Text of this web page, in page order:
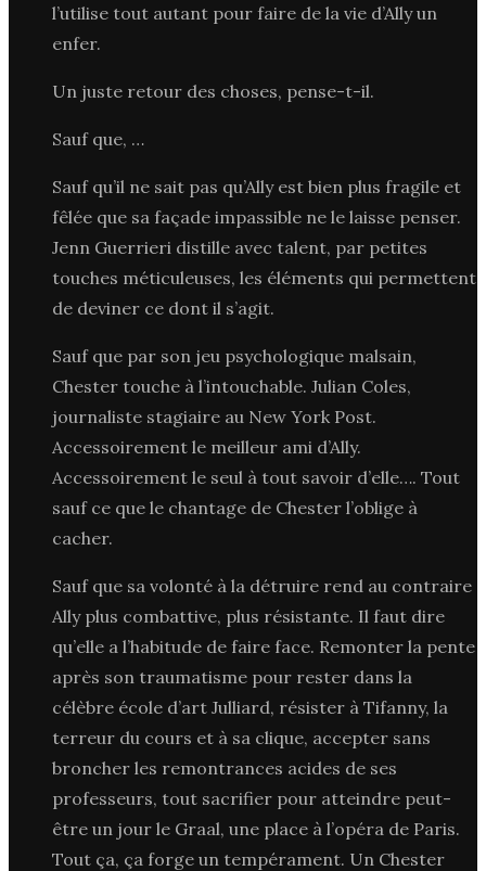
l’utilise tout autant pour faire de la vie d’Ally un
enfer.
Un juste retour des choses, pense-t-il.
Sauf que, …
Sauf qu’il ne sait pas qu’Ally est bien plus fragile et
fêlée que sa façade impassible ne le laisse penser.
Jenn Guerrieri distille avec talent, par petites
touches méticuleuses, les éléments qui permettent
de deviner ce dont il s’agit.
Sauf que par son jeu psychologique malsain,
Chester touche à l’intouchable. Julian Coles,
journaliste stagiaire au New York Post.
Accessoirement le meilleur ami d’Ally.
Accessoirement le seul à tout savoir d’elle…. Tout
sauf ce que le chantage de Chester l’oblige à
cacher.
Sauf que sa volonté à la détruire rend au contraire
Ally plus combattive, plus résistante. Il faut dire
qu’elle a l’habitude de faire face. Remonter la pente
après son traumatisme pour rester dans la
célèbre école d’art Julliard, résister à Tifanny, la
terreur du cours et à sa clique, accepter sans
broncher les remontrances acides de ses
professeurs, tout sacrifier pour atteindre peut-
être un jour le Graal, une place à l’opéra de Paris.
Tout ça, ça forge un tempérament. Un Chester